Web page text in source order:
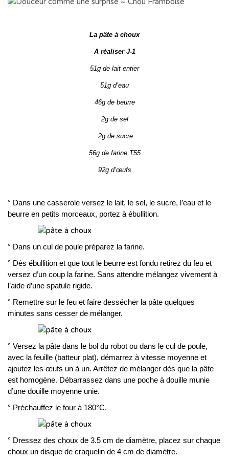
La pâte à choux
A réaliser J-1
51g de lait entier
51g d’eau
46g de beurre
2g de sel
2g de sucre
56g de farine T55
92g d’œufs
° Dans une casserole versez le lait, le sel, le sucre, l’eau et le
beurre en petits morceaux, portez à ébullition.
° Dans un cul de poule préparez la farine.
° Dès ébullition et que tout le beurre est fondu retirez du feu et
versez d’un coup la farine. Sans attendre mélangez vivement à
l’aide d’une spatule rigide.
° Remettre sur le feu et faire dessécher la pâte quelques
minutes sans cesser de mélanger.
° Versez la pâte dans le bol du robot ou dans le cul de poule,
avec la feuille (batteur plat), démarrez à vitesse moyenne et
ajoutez les œufs un à un. Arrêtez de mélanger dès que la pâte
est homogène. Débarrassez dans une poche à douille munie
d’une douille moyenne unie.
° Préchauffez le four à 180°C.
° Dressez des choux de 3.5 cm de diamètre, placez sur chaque
choux un disque de craquelin de 4 cm de diamètre.